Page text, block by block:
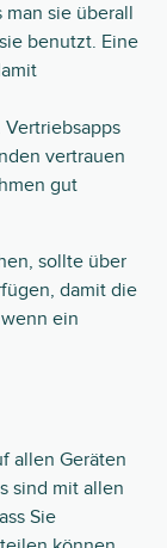
man sie überall
benutzt. Eine
vertrauen
gut
sollte über
damit die
ein
allen Geräten
sind mit allen
Sie